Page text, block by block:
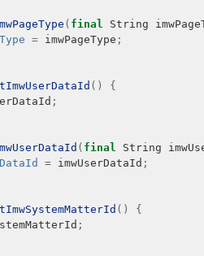
( final String
= imwPageType ;
()
{
;
( final String
= imwUserDataId ;
()
{
;